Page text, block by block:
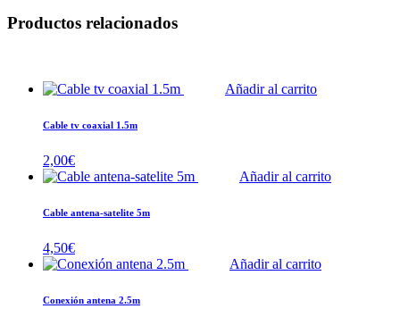
Productos relacionados
Añadir al carrito
Cable tv coaxial 1.5m
2,00€
Añadir al carrito
Cable antena-satelite 5m
4,50€
Añadir al carrito
Conexión antena 2.5m